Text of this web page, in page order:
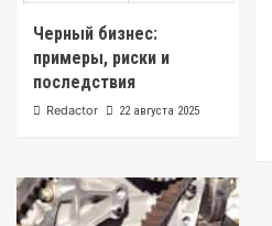
Черный бизнес:
примеры, риски и
последствия
Redactor 22 августа 2025